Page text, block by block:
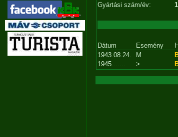
Gyártási szám/év:
Dátum Esemény
1943.08.24.
M
1945.......
>